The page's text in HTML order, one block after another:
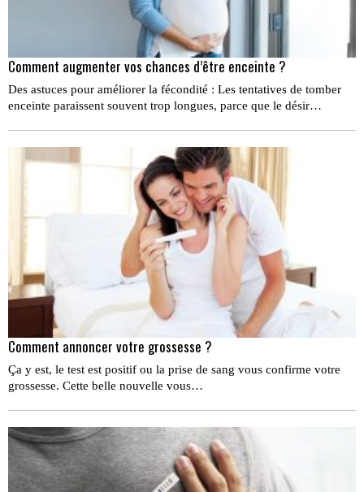
Comment augmenter vos chances d’être enceinte ?
Des astuces pour améliorer la fécondité : Les tentatives de tomber
enceinte paraissent souvent trop longues, parce que le désir…
Comment annoncer votre grossesse ?
Ça y est, le test est positif ou la prise de sang vous confirme votre
grossesse. Cette belle nouvelle vous…